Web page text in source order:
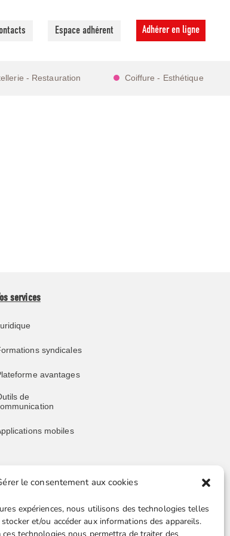
le consentement aux cookies
expériences, nous utilisons des technologies telles
et/ou accéder aux informations des appareils.
Espace adhérent Adhérer en ligne
- Restauration Coiffure - Esthétique
services
syndicales
avantages
de
mobiles
utiles
en ligne